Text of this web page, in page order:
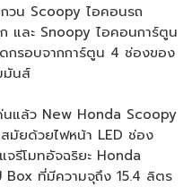
Scoopy ไอคอนรถ
และ Snoopy ไอคอนการ์ตูน
รอบจากการ์ตูน 4 ช่องของ
มันส์
ว New Honda Scoopy
ยด้วยไฟหน้า LED ช่อง
รีโมทอัจฉริยะ Honda
Box ที่มีความจุถึง 15.4 ลิตร